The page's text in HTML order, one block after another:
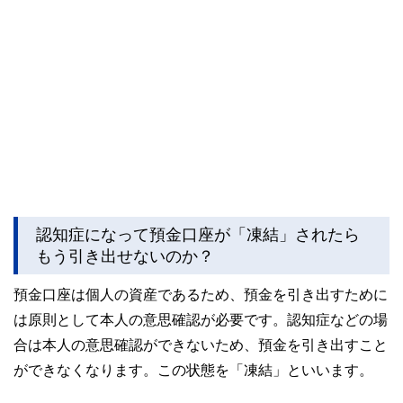
認知症になって預金口座が「凍結」されたら
もう引き出せないのか？
預金口座は個人の資産であるため、預金を引き出すために
は原則として本人の意思確認が必要です。認知症などの場
合は本人の意思確認ができないため、預金を引き出すこと
ができなくなります。この状態を「凍結」といいます。